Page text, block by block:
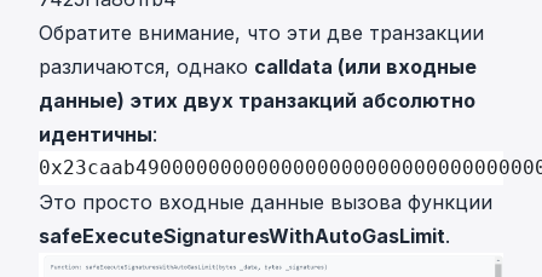
Обратите внимание, что эти две транзакции
различаются, однако calldata (или входные
данные) этих двух транзакций абсолютно
идентичны:
Это просто входные данные вызова функции
safeExecuteSignaturesWithAutoGasLimit.